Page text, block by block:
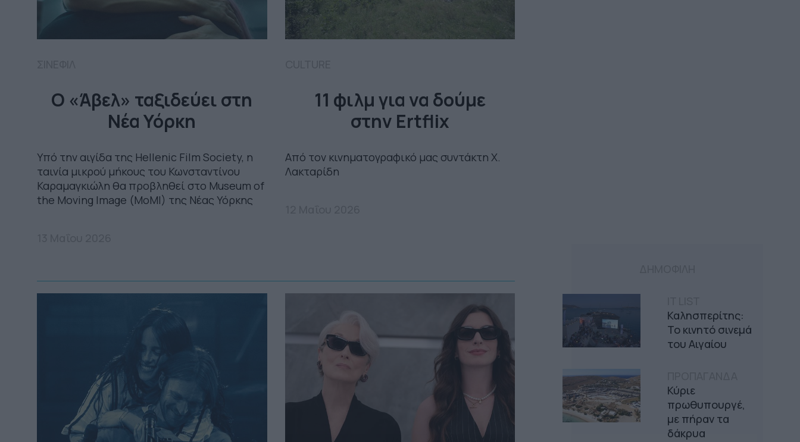
Ο «Άβελ» ταξιδεύει στη
Νέα Υόρκη
Υπό την αιγίδα της Hellenic Film Society, η
ταινία μικρού μήκους του Κωνσταντίνου
Καραμαγκιώλη θα προβληθεί στο Museum of
the Moving Image (MoMI) της Νέας Υόρκης
11 φιλμ για να δούμε
στην Ertflix
Από τον κινηματογραφικό μας συντάκτη Χ.
Λακταρίδη
Καλησπερίτης:
Το κινητό σινεμά
του Αιγαίου
Κύριε
πρωθυπουργέ,
με πήραν τα
δάκρυα